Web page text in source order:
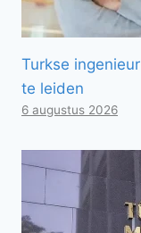
Turkse
te leiden
6 augustus 2026